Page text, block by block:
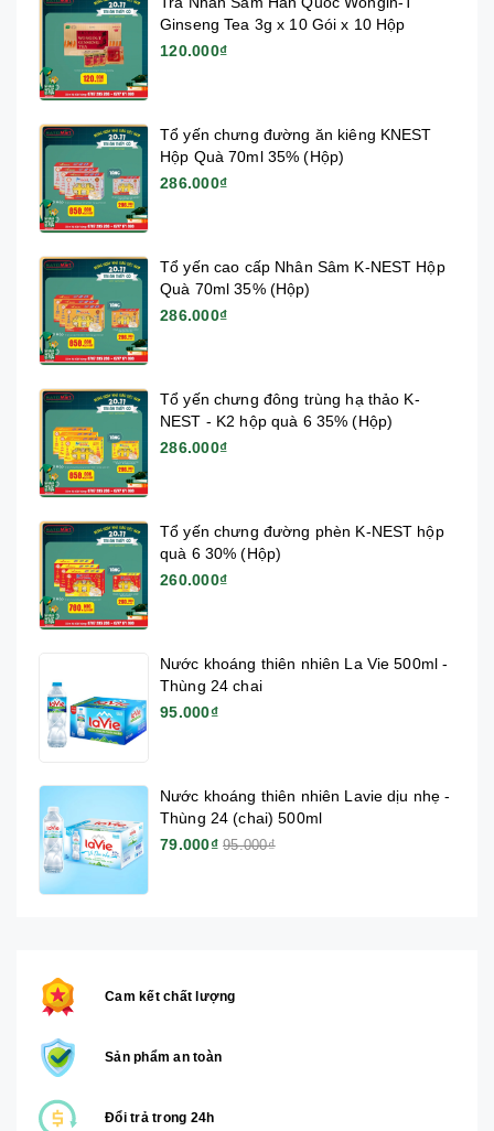
Ginseng Tea 3g x 10 Gói x 10 Hộp
120.000₫
Tổ yến chưng đường ăn kiêng KNEST
Hộp Quà 70ml 35% (Hộp)
286.000₫
Tổ yến cao cấp Nhân Sâm K-NEST Hộp
Quà 70ml 35% (Hộp)
286.000₫
Tổ yến chưng đông trùng hạ thảo K-
NEST - K2 hộp quà 6 35% (Hộp)
286.000₫
Tổ yến chưng đường phèn K-NEST hộp
quà 6 30% (Hộp)
260.000₫
Nước khoáng thiên nhiên La Vie 500ml -
Thùng 24 chai
95.000₫
Nước khoáng thiên nhiên Lavie dịu nhẹ -
Thùng 24 (chai) 500ml
79.000₫ 95.000₫
Cam kết chất lượng
Sản phẩm an toàn
Đổi trả trong 24h